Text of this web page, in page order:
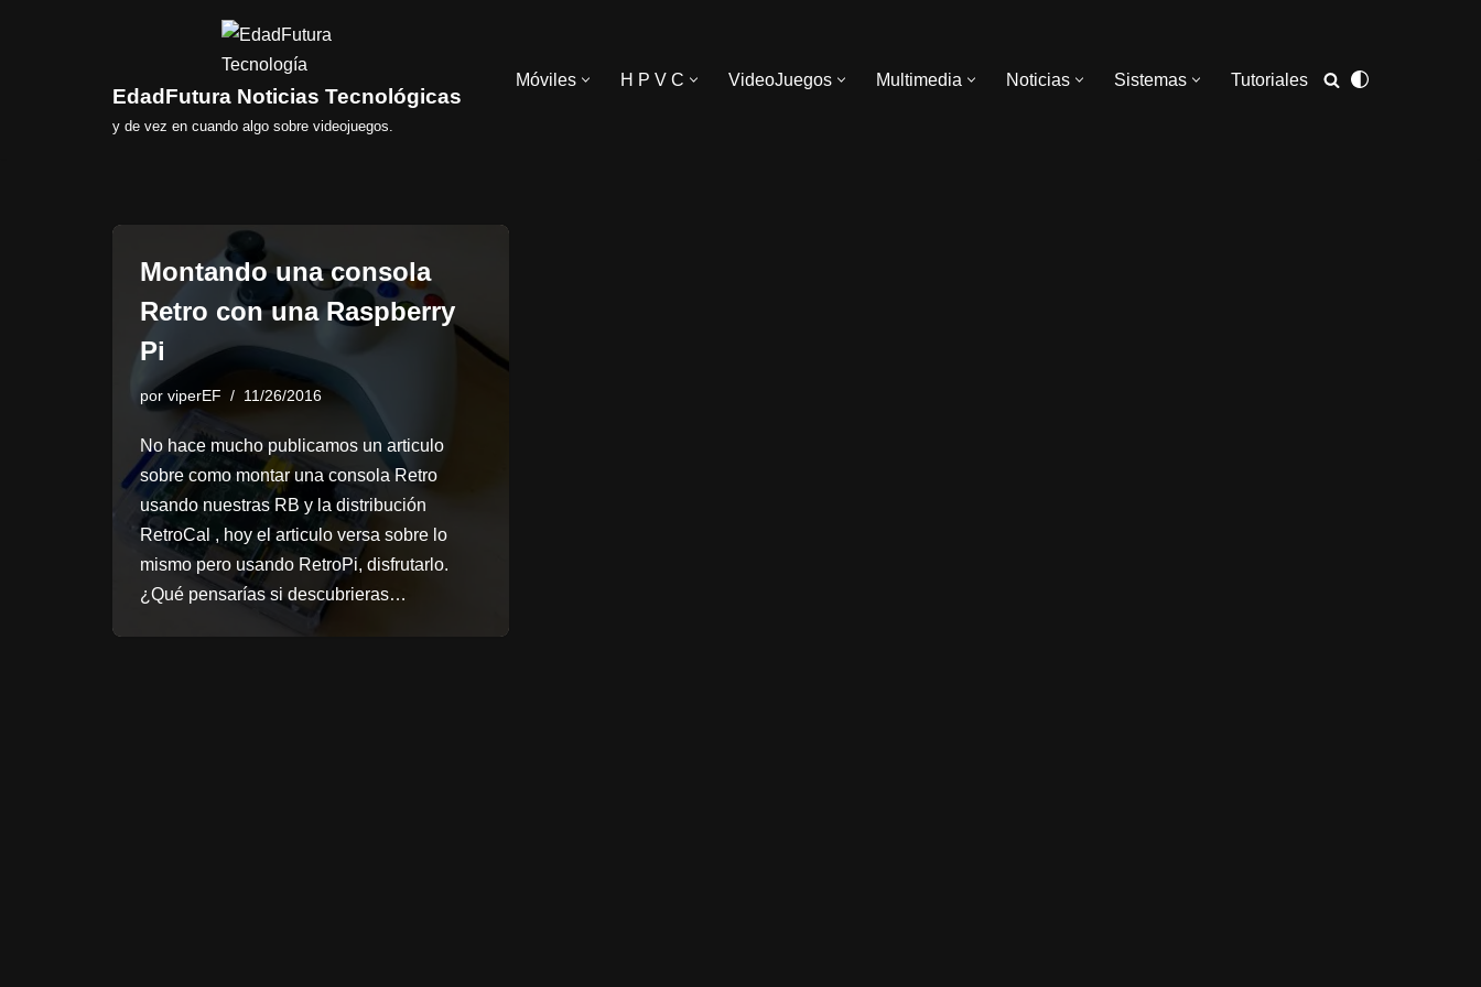
EdadFutura Noticias Tecnológicas
y de vez en cuando algo sobre videojuegos.
Móviles H P V C VideoJuegos Multimedia Noticias Sistemas Tutoriales
Montando una consola
Retro con una Raspberry
Pi
por viperEF 11/26/2016
No hace mucho publicamos un articulo
sobre como montar una consola Retro
usando nuestras RB y la distribución
RetroCal , hoy el articulo versa sobre lo
mismo pero usando RetroPi, disfrutarlo.
¿Qué pensarías si descubrieras…